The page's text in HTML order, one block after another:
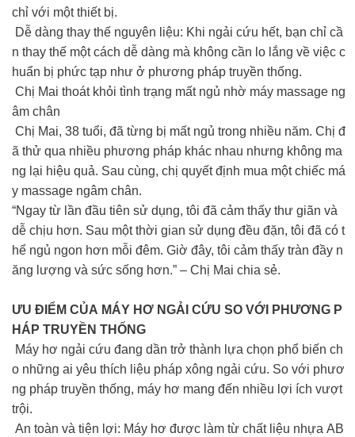
chỉ với một thiết bị.
Dễ dàng thay thế nguyên liệu: Khi ngải cứu hết, bạn chỉ cầ
n thay thế một cách dễ dàng mà không cần lo lắng về việc c
huẩn bị phức tạp như ở phương pháp truyền thống.
Chị Mai thoát khỏi tình trạng mất ngủ nhờ máy massage ng
âm chân
Chị Mai, 38 tuổi, đã từng bị mất ngủ trong nhiều năm. Chị đ
ã thử qua nhiều phương pháp khác nhau nhưng không ma
ng lại hiệu quả. Sau cùng, chị quyết định mua một chiếc má
y massage ngâm chân.
“Ngay từ lần đầu tiên sử dụng, tôi đã cảm thấy thư giãn và
dễ chịu hơn. Sau một thời gian sử dụng đều đặn, tôi đã có t
hể ngủ ngon hơn mỗi đêm. Giờ đây, tôi cảm thấy tràn đầy n
ăng lượng và sức sống hơn.” – Chị Mai chia sẻ.
ƯU ĐIỂM CỦA MÁY HƠ NGẢI CỨU SO VỚI PHƯƠNG P
HÁP TRUYỀN THỐNG
Máy hơ ngải cứu đang dần trở thành lựa chọn phổ biến ch
o những ai yêu thích liệu pháp xông ngải cứu. So với phươ
ng pháp truyền thống, máy hơ mang đến nhiều lợi ích vượt
trội.
An toàn và tiện lợi: Máy hơ được làm từ chất liệu nhựa AB